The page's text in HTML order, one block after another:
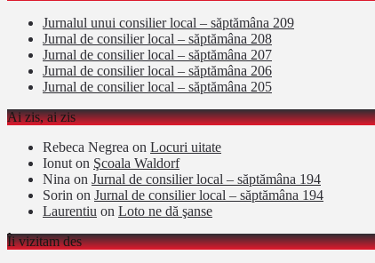
Jurnalul unui consilier local – săptămâna 209
Jurnal de consilier local – săptămâna 208
Jurnal de consilier local – săptămâna 207
Jurnal de consilier local – săptămâna 206
Jurnal de consilier local – săptămâna 205
Ai zis, ai zis
Rebeca Negrea on Locuri uitate
Ionut on Şcoala Waldorf
Nina on Jurnal de consilier local – săptămâna 194
Sorin on Jurnal de consilier local – săptămâna 194
Laurentiu on Loto ne dă şanse
Îi vizitam des